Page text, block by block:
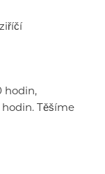
hodin,
Těšíme